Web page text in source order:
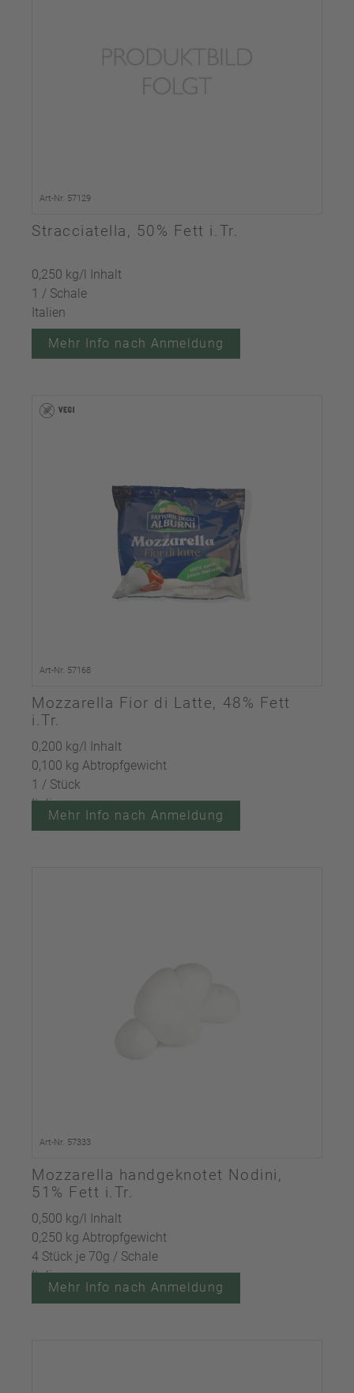
Art-Nr. 57129
Stracciatella, 50% Fett i.Tr.
0,250 kg/l Inhalt
1 / Schale
Italien
Mehr Info nach Anmeldung
Art-Nr. 57168
Mozzarella Fior di Latte, 48% Fett
i.Tr.
0,200 kg/l Inhalt
0,100 kg Abtropfgewicht
1 / Stück
Italien
Mehr Info nach Anmeldung
Art-Nr. 57333
Mozzarella handgeknotet Nodini,
51% Fett i.Tr.
0,500 kg/l Inhalt
0,250 kg Abtropfgewicht
4 Stück je 70g / Schale
Italien
Mehr Info nach Anmeldung